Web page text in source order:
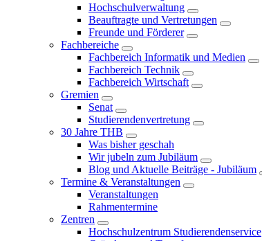
Hochschulverwaltung
Beauftragte und Vertretungen
Freunde und Förderer
Fachbereiche
Fachbereich Informatik und Medien
Fachbereich Technik
Fachbereich Wirtschaft
Gremien
Senat
Studierendenvertretung
30 Jahre THB
Was bisher geschah
Wir jubeln zum Jubiläum
Blog und Aktuelle Beiträge - Jubiläum
Termine & Veranstaltungen
Veranstaltungen
Rahmentermine
Zentren
Hochschulzentrum Studierendenservice